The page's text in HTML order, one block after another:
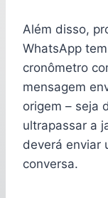
Além disso,
WhatsApp
cronômetro
mensagem
origem – seja
ultrapassar a
deverá enviar
conversa.